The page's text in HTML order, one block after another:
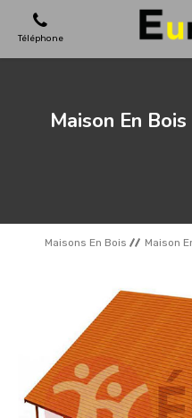
Téléphone
SKATEPARKS
TERRAINS DE SPORT
REFERENCES
CONTACT
Maison En
Maisons En Bois Maison